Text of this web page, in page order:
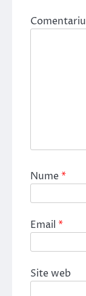
Comentariu
Nume*
Email *
Site web